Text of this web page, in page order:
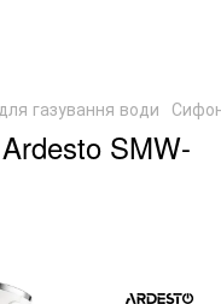
газування води
SMW-